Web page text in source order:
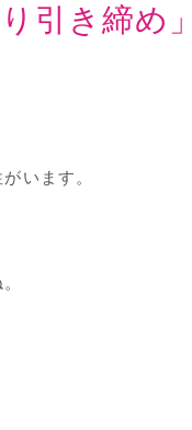
引き締め
います。